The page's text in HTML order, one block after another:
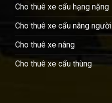
Cho thuê xe cẩu hạng nặng
Cho thuê xe cẩu nâng người
Cho thuê xe nâng
Cho thuê xe cẩu thùng